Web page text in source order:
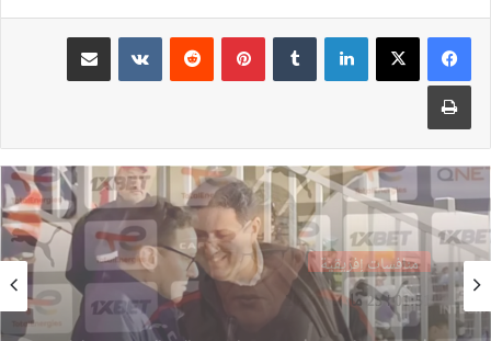
لينكدإن بينتيريست
مشاركة عبر البريد
طباعة
منافسات إفريقية
01:38 | 23 مارس، 2026
بعد الإقصاء من كأس “الكاف”.. أيت منا يقيل